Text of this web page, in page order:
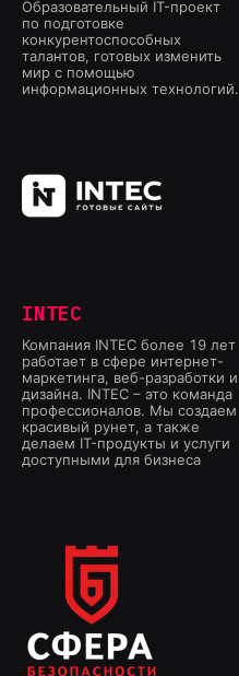
Образовательный IT-проект
по подготовке
конкурентоспособных
талантов, готовых изменить
мир с помощью
информационных технологий.
INTEC
Компания INTEC более 19 лет
работает в сфере интернет-
маркетинга, веб-разработки и
дизайна. INTEC – это команда
профессионалов. Мы создаем
красивый рунет, а также
делаем IT-продукты и услуги
доступными для бизнеса